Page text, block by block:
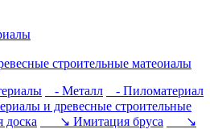
строительные матеоиалы
- Металл
- Пиломатериал
и древесные строительные
↘ Имитация бруса
↘